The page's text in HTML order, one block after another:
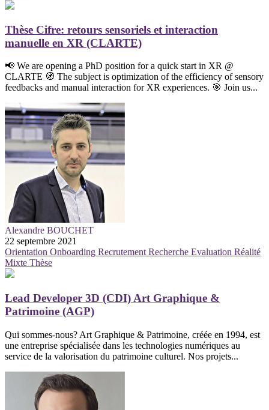
Thèse Cifre: retours sensoriels et interaction
manuelle en XR (CLARTE)
📢 We are opening a PhD position for a quick start in XR @
CLARTE 🧭 The subject is optimization of the efficiency of sensory
feedbacks and manual interaction for XR experiences. 🎯 Join us...
Alexandre BOUCHET
22 septembre 2021
Orientation Onboarding RecrutementRecherche Evaluation Réalité
Mixte Thèse
Lead Developer 3D (CDI) Art Graphique &
Patrimoine (AGP)
Qui sommes-nous? Art Graphique & Patrimoine, créée en 1994, est
une entreprise spécialisée dans les technologies numériques au
service de la valorisation du patrimoine culturel. Nos projets...